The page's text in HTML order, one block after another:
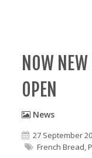
NOW
OPEN
News
27 September
French Bread,